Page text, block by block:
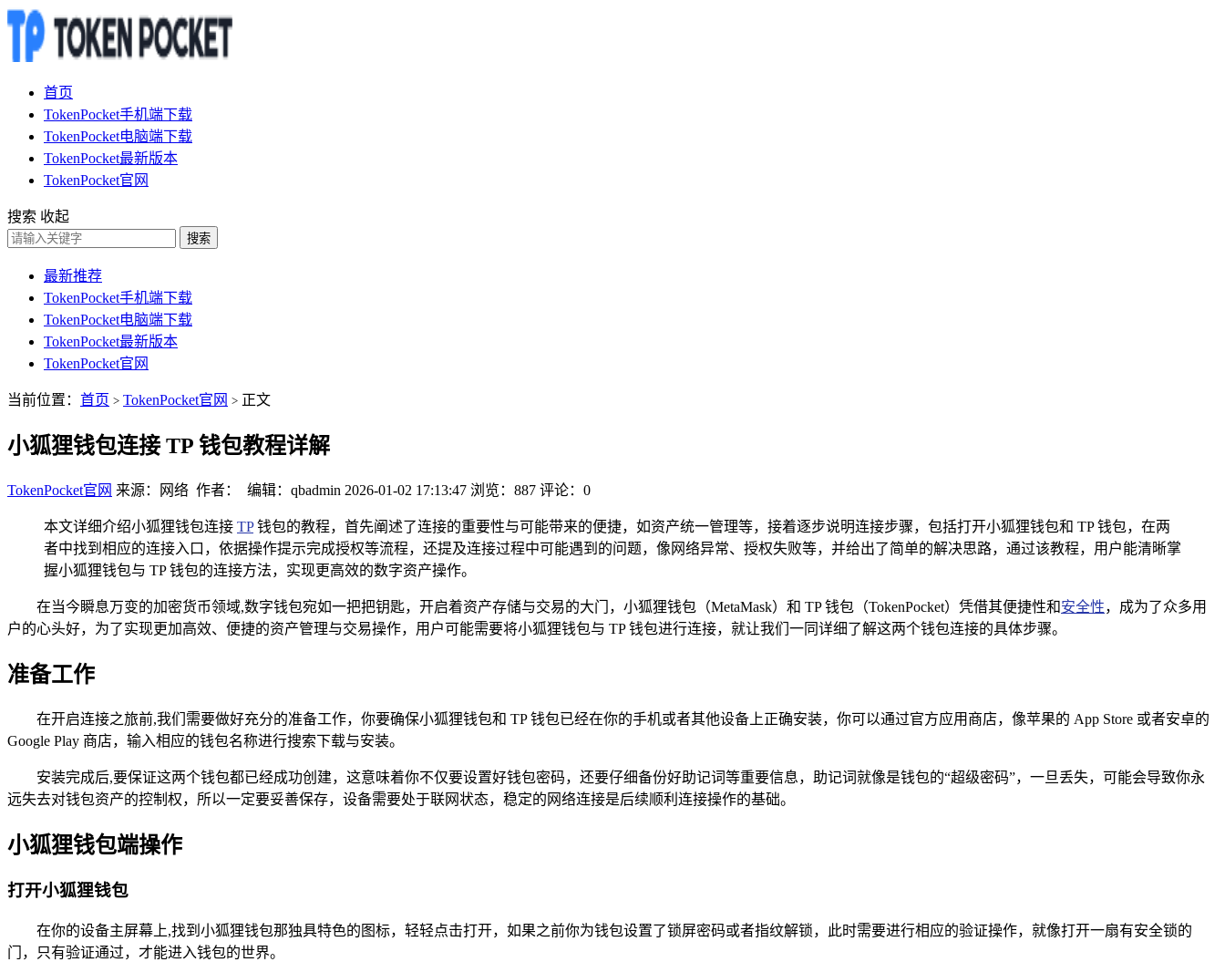
首页
TokenPocket手机端下载
TokenPocket电脑端下载
TokenPocket最新版本
TokenPocket官网
搜索 收起
搜索
最新推荐
TokenPocket手机端下载
TokenPocket电脑端下载
TokenPocket最新版本
TokenPocket官网
当前位置： 首页 > TokenPocket官网 > 正文
小狐狸钱包连接 TP 钱包教程详解
TokenPocket官网 来源：网络 作者： 编辑：qbadmin 2026-01-02 17:13:47 浏览：887 评论：0
本文详细介绍小狐狸钱包连接 TP钱包的教程，首先阐述了连接的重要性与可能带来的便捷，如资产统一管理等，接着逐步说明连接步骤，包括打开小狐狸钱包和 TP 钱包，在两
者中找到相应的连接入口，依据操作提示完成授权等流程，还提及连接过程中可能遇到的问题，像网络异常、授权失败等，并给出了简单的解决思路，通过该教程，用户能清晰掌
握小狐狸钱包与 TP 钱包的连接方法，实现更高效的数字资产操作。
在当今瞬息万变的加密货币领域,数字钱包宛如一把把钥匙，开启着资产存储与交易的大门，小狐狸钱包（MetaMask）和 TP 钱包（TokenPocket）凭借其便捷性和安全性，成为了众多用
户的心头好，为了实现更加高效、便捷的资产管理与交易操作，用户可能需要将小狐狸钱包与 TP 钱包进行连接，就让我们一同详细了解这两个钱包连接的具体步骤。
准备工作
在开启连接之旅前,我们需要做好充分的准备工作，你要确保小狐狸钱包和 TP 钱包已经在你的手机或者其他设备上正确安装，你可以通过官方应用商店，像苹果的 App Store 或者安卓的
Google Play 商店，输入相应的钱包名称进行搜索下载与安装。
安装完成后,要保证这两个钱包都已经成功创建，这意味着你不仅要设置好钱包密码，还要仔细备份好助记词等重要信息，助记词就像是钱包的“超级密码”，一旦丢失，可能会导致你永
远失去对钱包资产的控制权，所以一定要妥善保存，设备需要处于联网状态，稳定的网络连接是后续顺利连接操作的基础。
小狐狸钱包端操作
打开小狐狸钱包
在你的设备主屏幕上,找到小狐狸钱包那独具特色的图标，轻轻点击打开，如果之前你为钱包设置了锁屏密码或者指纹解锁，此时需要进行相应的验证操作，就像打开一扇有安全锁的
门，只有验证通过，才能进入钱包的世界。